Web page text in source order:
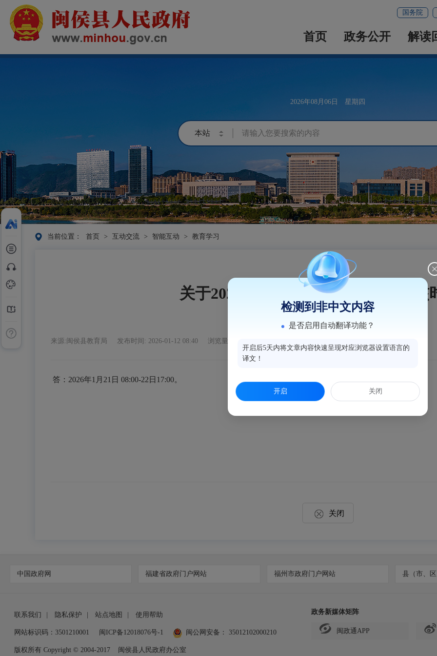
国务院
首页 政务公开 解读
2026年08月06日 星期四
当前位置： 首页 > 互动交流 > 智能互动 > 教育学习
关于2026年研究生招聘现场资格审核
来源:闽侯县教育局 发布时间: 2026-01-12 08:40 浏览量：321
答：2026年1月21日 08:00-22日17:00。
关闭
中国政府网 福建省政府门户网站 福州市政府门户网站 县（市、
联系我们 隐私保护 站点地图 使用帮助
网站标识码：3501210001 闽ICP备12018076号-1 闽公网安备： 35012102000210
版权所有 Copyright © 2004-2017 闽侯县人民政府办公室
政务新媒体矩阵
闽政通APP
检测到非中文内容
是否启用自动翻译功能？
开启后5天内将文章内容快速呈现对应浏览器设置语言的
译文！
开启 关闭